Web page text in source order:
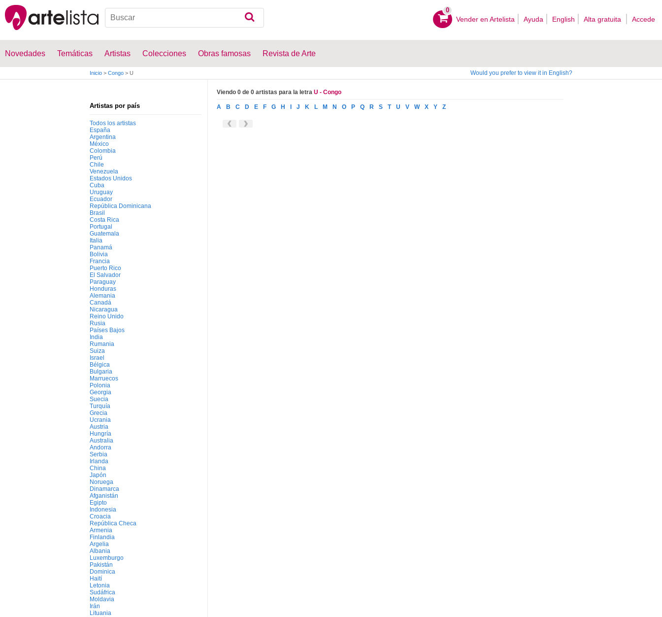
0
Vender en Artelista Ayuda English Alta gratuita Accede
Novedades Temáticas Artistas Colecciones Obras famosas Revista de Arte
Inicio > Congo > U Would you prefer to view it in English?
Artistas por país
Todos los artistas
España
Argentina
México
Colombia
Perú
Chile
Venezuela
Estados Unidos
Cuba
Uruguay
Ecuador
República Dominicana
Brasil
Costa Rica
Portugal
Guatemala
Italia
Panamá
Bolivia
Francia
Puerto Rico
El Salvador
Paraguay
Honduras
Alemania
Canadá
Nicaragua
Reino Unido
Rusia
Países Bajos
India
Rumania
Suiza
Israel
Bélgica
Bulgaria
Marruecos
Polonia
Georgia
Suecia
Turquía
Grecia
Ucrania
Austria
Hungría
Australia
Andorra
Serbia
Irlanda
China
Japón
Noruega
Dinamarca
Afganistán
Egipto
Indonesia
Croacia
República Checa
Armenia
Finlandia
Argelia
Albania
Luxemburgo
Pakistán
Dominica
Haití
Letonia
Sudáfrica
Moldavia
Irán
Lituania
Viendo 0 de 0 artistas para la letra U - Congo
A B C D E F G H J K L M N O P Q R S T U V W X Y Z